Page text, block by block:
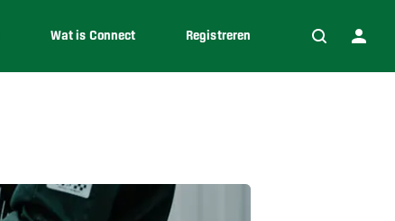
Wat is Connect Registreren